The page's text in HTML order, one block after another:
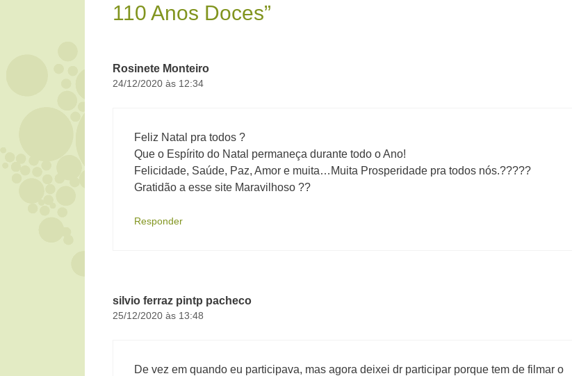
110 Anos Doces”
Rosinete Monteiro
24/12/2020 às 12:34
Feliz Natal pra todos ?
Que o Espírito do Natal permaneça durante todo o Ano!
Felicidade, Saúde, Paz, Amor e muita…Muita Prosperidade pra todos nós.?????
Gratidão a esse site Maravilhoso ??
Responder
silvio ferraz pintp pacheco
25/12/2020 às 13:48
De vez em quando eu participava, mas agora deixei dr participar porque tem de filmar o